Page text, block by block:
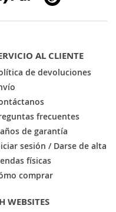
AL CLIENTE
de devoluciones
frecuentes
de garantía
sesión / Darse de alta
físicas
comprar
WEBSITES